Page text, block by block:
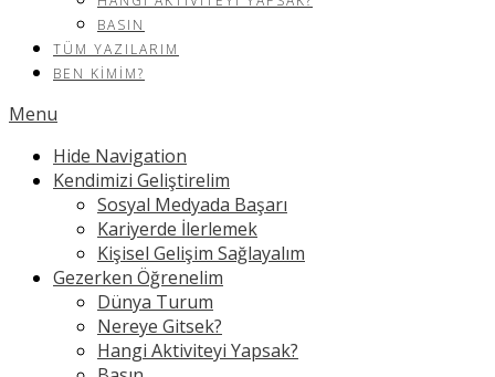
BASIN
TÜM YAZILARIM
BEN KIMIM?
Menu
Hide Navigation
Kendimizi Geliştirelim
Sosyal Medyada Başarı
Kariyerde İlerlemek
Kişisel Gelişim Sağlayalım
Gezerken Öğrenelim
Dünya Turum
Nereye Gitsek?
Hangi Aktiviteyi Yapsak?